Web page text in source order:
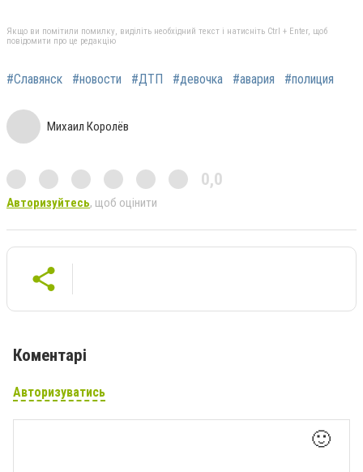
Якщо ви помітили помилку, виділіть необхідний текст і натисніть Ctrl + Enter, щоб
повідомити про це редакцію
#Славянск #новости #ДТП #девочка #авария #полиция
Михаил Королёв
0,0
Авторизуйтесь, щоб оцінити
Коментарі
Авторизуватись
🙂